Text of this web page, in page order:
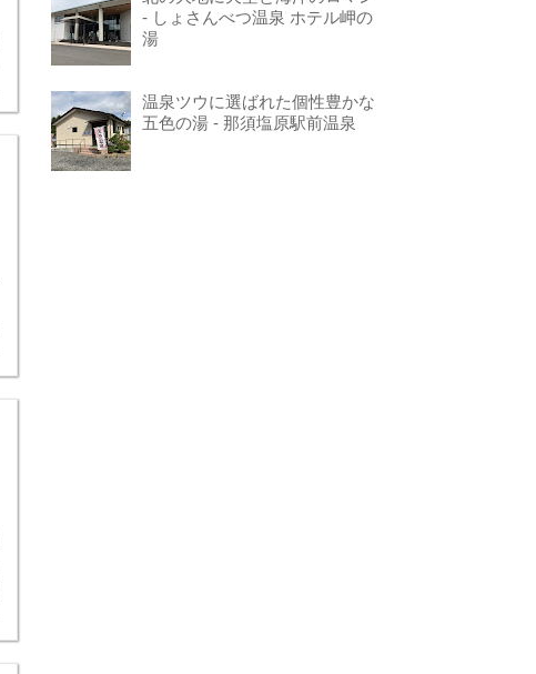
- しょさんべつ温泉 ホテル岬の
湯
温泉ツウに選ばれた個性豊かな
五色の湯 - 那須塩原駅前温泉